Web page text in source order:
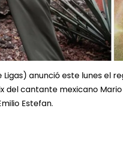
Ligas) anunció este lunes el
del cantante mexicano
Estefan.